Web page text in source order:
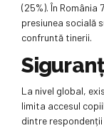
(25%). În România
presiunea socială
confruntă tinerii.
La nivel global,
limita accesul
dintre